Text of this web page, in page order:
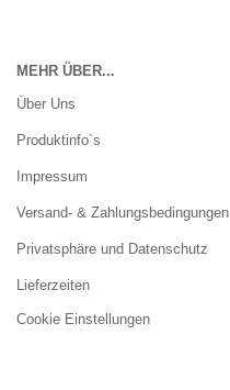
MEHR ÜBER...
Über Uns
Produktinfo`s
Impressum
Versand- & Zahlungsbedingungen
Privatsphäre und Datenschutz
Lieferzeiten
Cookie Einstellungen